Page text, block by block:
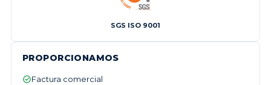
SGS ISO 9001
PROPORCIONAMOS
Factura comercial